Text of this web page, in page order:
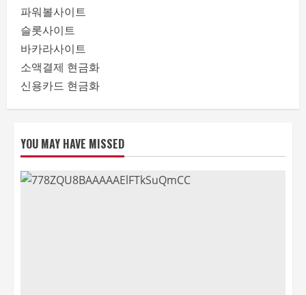
파워볼사이트
슬롯사이트
바카라사이트
소액결제 현금화
신용카드 현금화
YOU MAY HAVE MISSED